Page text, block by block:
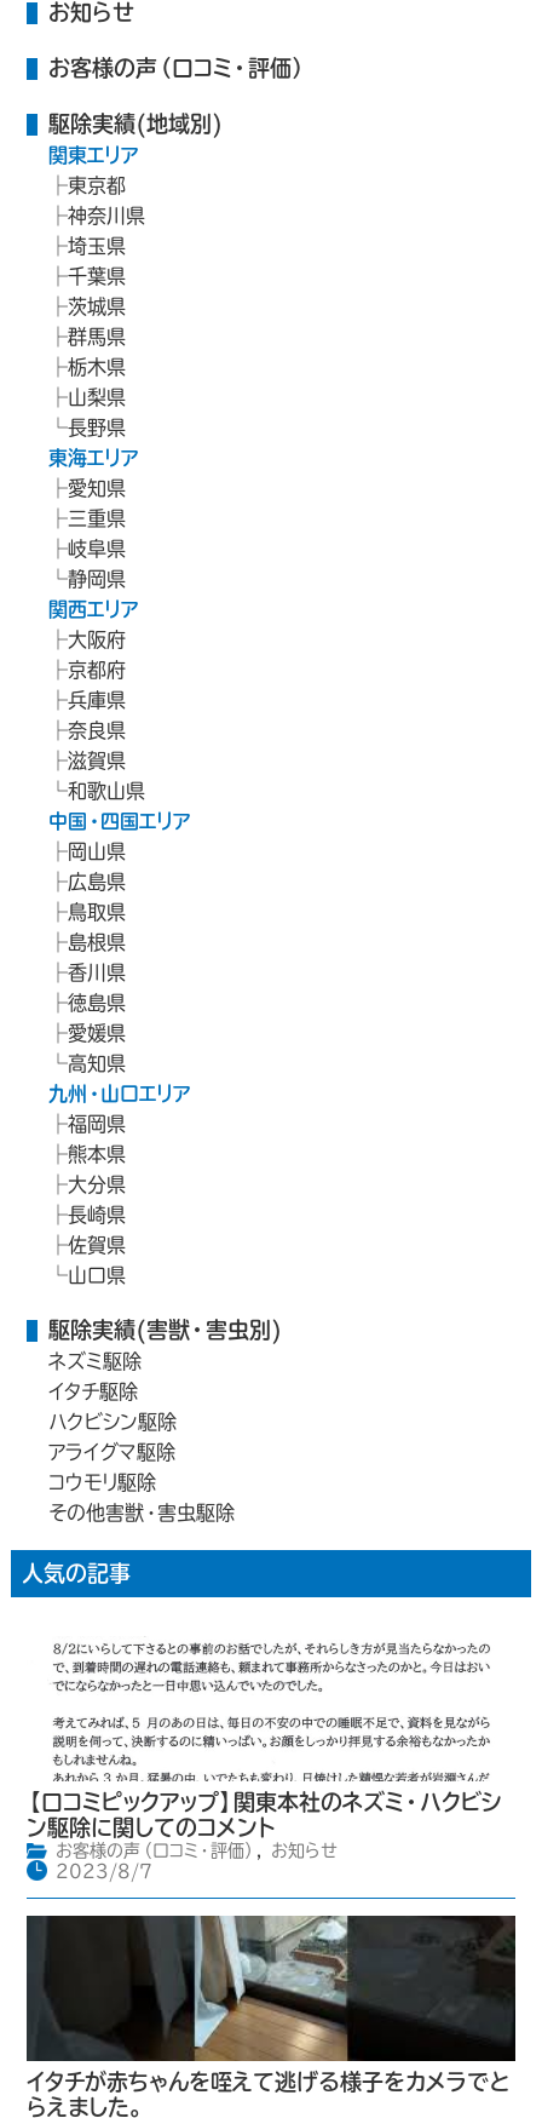
お知らせ
お客様の声（口コミ・評価）
駆除実績(地域別)
関東エリア
東京都
神奈川県
埼玉県
千葉県
茨城県
群馬県
栃木県
山梨県
長野県
東海エリア
愛知県
三重県
岐阜県
静岡県
関西エリア
大阪府
京都府
兵庫県
奈良県
滋賀県
和歌山県
中国・四国エリア
岡山県
広島県
鳥取県
島根県
香川県
徳島県
愛媛県
高知県
九州・山口エリア
福岡県
熊本県
大分県
長崎県
佐賀県
山口県
駆除実績(害獣・害虫別)
ネズミ駆除
イタチ駆除
ハクビシン駆除
アライグマ駆除
コウモリ駆除
その他害獣・害虫駆除
人気の記事
【口コミピックアップ】関東本社のネズミ・ハクビシ
ン駆除に関してのコメント
お客様の声（口コミ・評価） ,
お知らせ
2023/8/7
イタチが赤ちゃんを咥えて逃げる様子をカメラでと
らえました。